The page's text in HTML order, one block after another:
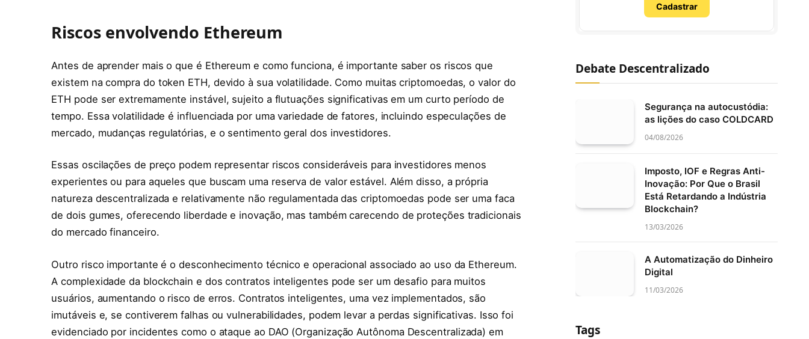
Riscos envolvendo Ethereum
Antes de aprender mais o que é Ethereum e como funciona, é importante saber os riscos que
existem na compra do token ETH, devido à sua volatilidade. Como muitas criptomoedas, o valor do
ETH pode ser extremamente instável, sujeito a flutuações significativas em um curto período de
tempo. Essa volatilidade é influenciada por uma variedade de fatores, incluindo especulações de
mercado, mudanças regulatórias, e o sentimento geral dos investidores.
Essas oscilações de preço podem representar riscos consideráveis para investidores menos
experientes ou para aqueles que buscam uma reserva de valor estável. Além disso, a própria
natureza descentralizada e relativamente não regulamentada das criptomoedas pode ser uma faca
de dois gumes, oferecendo liberdade e inovação, mas também carecendo de proteções tradicionais
do mercado financeiro.
Outro risco importante é o desconhecimento técnico e operacional associado ao uso da Ethereum.
A complexidade da blockchain e dos contratos inteligentes pode ser um desafio para muitos
usuários, aumentando o risco de erros. Contratos inteligentes, uma vez implementados, são
imutáveis e, se contiverem falhas ou vulnerabilidades, podem levar a perdas significativas. Isso foi
evidenciado por incidentes como o ataque ao DAO (Organização Autônoma Descentralizada) em
Cadastrar
Debate Descentralizado
Segurança na autocustódia:
as lições do caso COLDCARD
04/08/2026
Imposto, IOF e Regras Anti-
Inovação: Por Que o Brasil
Está Retardando a Indústria
Blockchain?
13/03/2026
A Automatização do Dinheiro
Digital
11/03/2026
Tags